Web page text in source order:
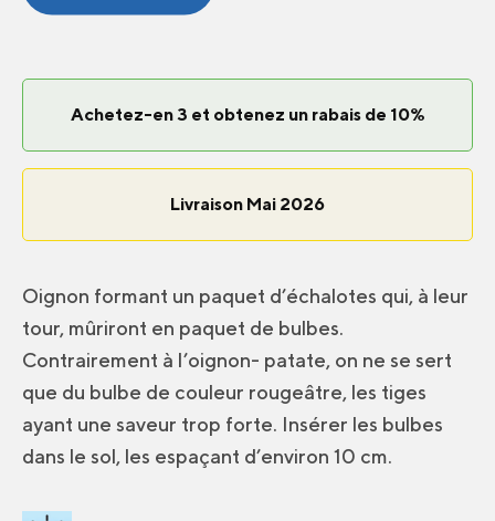
Achetez-en 3 et obtenez un rabais de 10%
Livraison Mai 2026
Oignon formant un paquet d’échalotes qui, à leur
tour, mûriront en paquet de bulbes.
Contrairement à l’oignon- patate, on ne se sert
que du bulbe de couleur rougeâtre, les tiges
ayant une saveur trop forte. Insérer les bulbes
dans le sol, les espaçant d’environ 10 cm.